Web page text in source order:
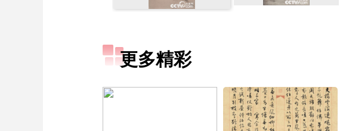
更多精彩